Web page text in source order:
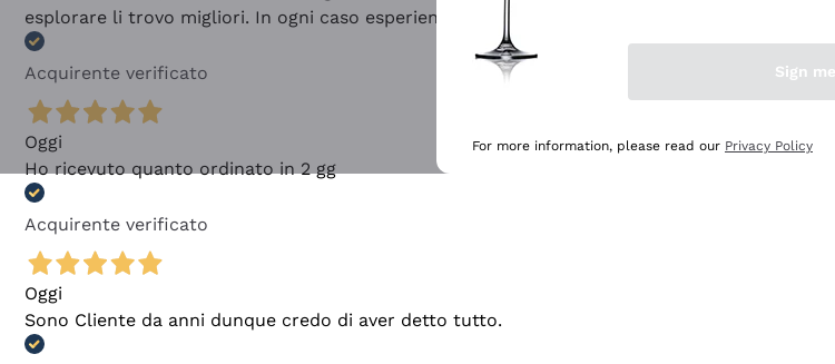
esplorare li trovo migliori. In ogni caso esperienza buona e lo consiglio! 👍
Acquirente verificato
Oggi
Ho ricevuto quanto ordinato in 2 gg
Acquirente verificato
Oggi
Sono Cliente da anni dunque credo di aver detto tutto.
Sign
For more information, please read our Privacy Policy